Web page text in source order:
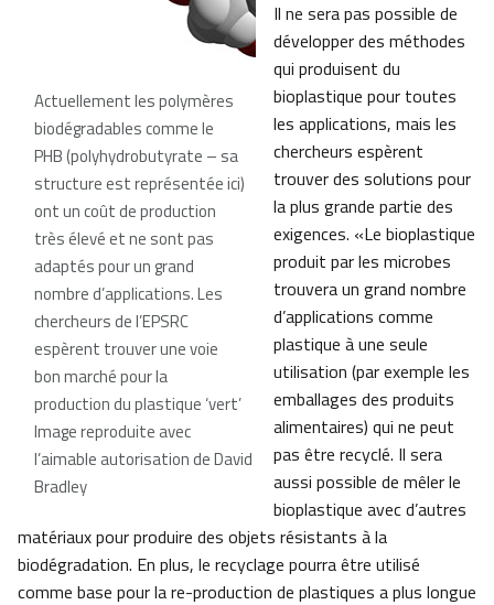
Actuellement les polymères
biodégradables comme le
PHB (polyhydrobutyrate – sa
structure est représentée ici)
ont un coût de production
très élevé et ne sont pas
adaptés pour un grand
nombre d’applications. Les
chercheurs de l’EPSRC
espèrent trouver une voie
bon marché pour la
production du plastique ‘vert’
Image reproduite avec
l’aimable autorisation de David
Bradley
Il ne sera pas possible de
développer des méthodes
qui produisent du
bioplastique pour toutes
les applications, mais les
chercheurs espèrent
trouver des solutions pour
la plus grande partie des
exigences. «Le bioplastique
produit par les microbes
trouvera un grand nombre
d’applications comme
plastique à une seule
utilisation (par exemple les
emballages des produits
alimentaires) qui ne peut
pas être recyclé. Il sera
aussi possible de mêler le
bioplastique avec d’autres
matériaux pour produire des objets résistants à la
biodégradation. En plus, le recyclage pourra être utilisé
comme base pour la re-production de plastiques a plus longue